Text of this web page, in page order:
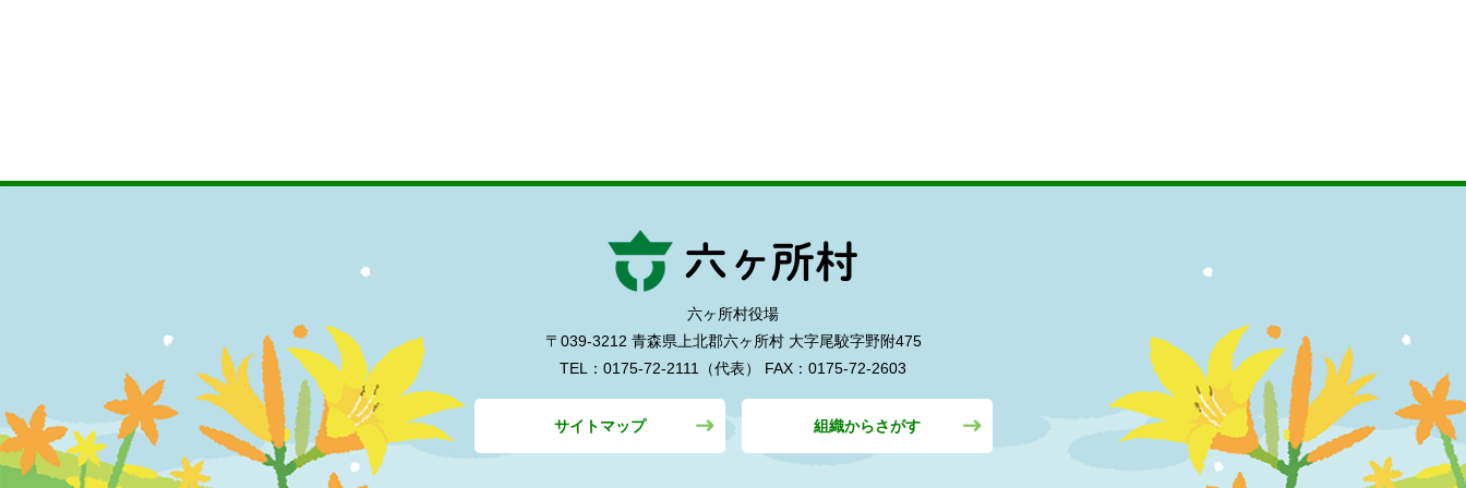
六ヶ所村役場
〒039-3212 青森県上北郡六ヶ所村大字尾駮字野附475
TEL：0175-72-2111（代表）
FAX：0175-72-2603
サイトマップ 組織からさがす